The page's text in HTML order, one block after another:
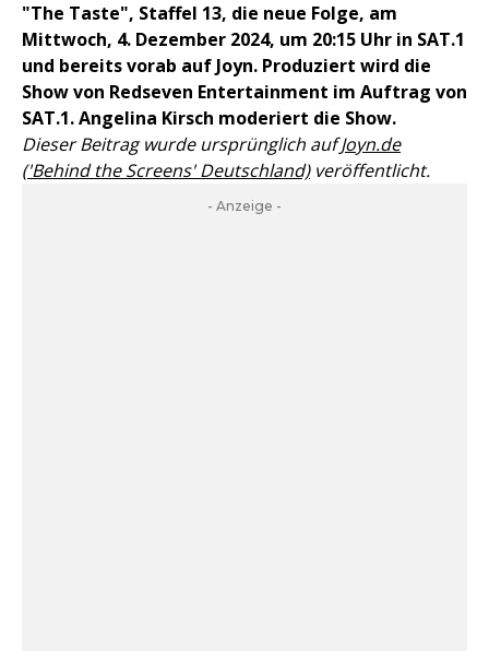
"The Taste", Staffel 13, die neue Folge, am
Mittwoch, 4. Dezember 2024, um 20:15 Uhr in SAT.1
und bereits vorab auf Joyn. Produziert wird die
Show von Redseven Entertainment im Auftrag von
SAT.1. Angelina Kirsch moderiert die Show.
Dieser Beitrag wurde ursprünglich aufJoyn.de
('Behind the Screens' Deutschland)veröffentlicht.
- Anzeige -